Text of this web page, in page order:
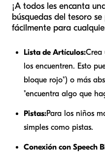
¡A todos les encanta
búsquedas del tesoro
fácilmente para
Lista de Artículos:Crea
los encuentren. Esto
bloque rojo") o más
"encuentra algo que
Pistas:Para los niños
simples como pistas.
Conexión con Speech